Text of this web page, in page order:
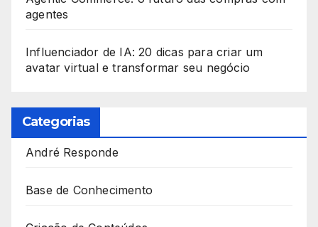
agentes
Influenciador de IA: 20 dicas para criar um
avatar virtual e transformar seu negócio
Categorias
André Responde
Base de Conhecimento